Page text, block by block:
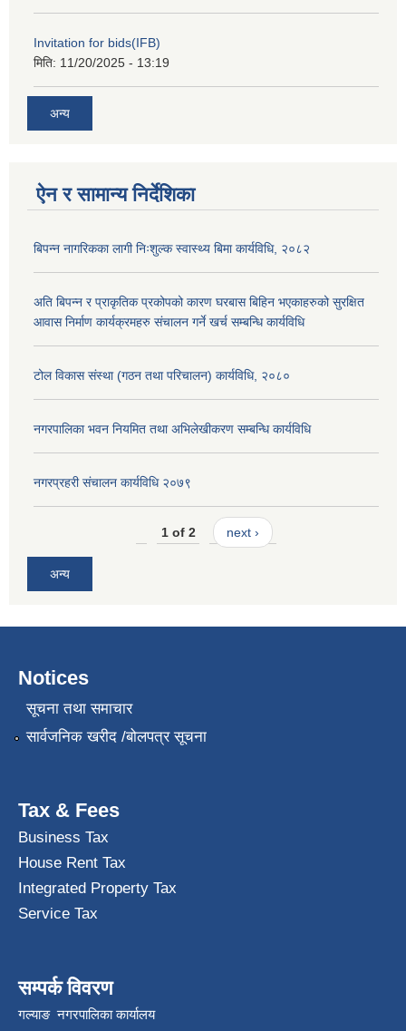
Invitation for bids(IFB)
मिति: 11/20/2025 - 13:19
अन्य
ऐन र सामान्य निर्देशिका
बिपन्न नागरिकका लागी निःशुल्क स्वास्थ्य बिमा कार्यविधि, २०८२
अति बिपन्न र प्राकृतिक प्रकोपको कारण घरबास बिहिन भएकाहरुको सुरक्षित
आवास निर्माण कार्यक्रमहरु संचालन गर्ने खर्च सम्बन्धि कार्यविधि
टोल विकास संस्था (गठन तथा परिचालन) कार्यविधि, २०८०
नगरपालिका भवन नियमित तथा अभिलेखीकरण सम्बन्धि कार्यविधि
नगरप्रहरी संचालन कार्यविधि २०७९
1 of 2 next ›
अन्य
Notices
सूचना तथा समाचार
सार्वजनिक खरीद /बोलपत्र सूचना
Tax & Fees
Business Tax
House Rent Tax
Integrated Property Tax
Service Tax
सम्पर्क विवरण
गल्याङ नगरपालिका कार्यालय